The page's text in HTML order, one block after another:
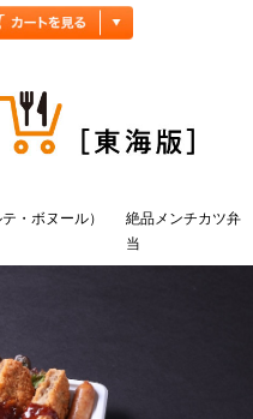
・ボヌール）
絶品メンチカツ弁
当